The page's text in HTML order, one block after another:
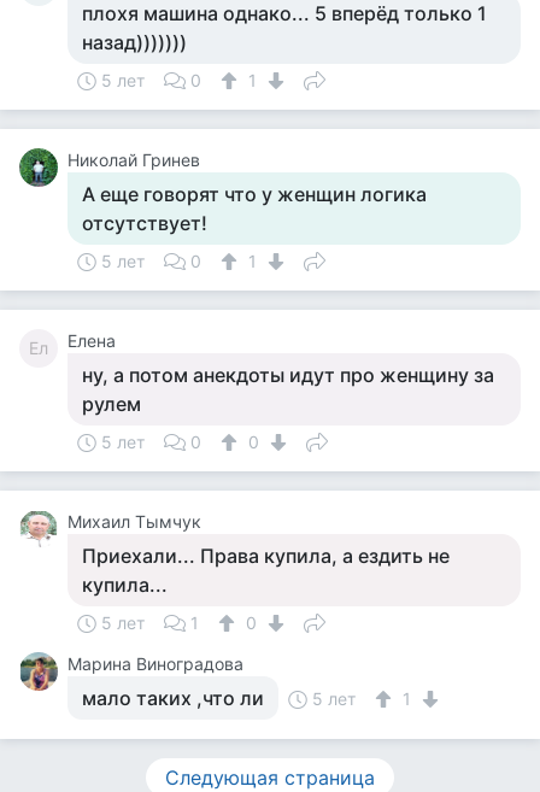
плохя машина однако... 5 вперёд только 1
назад)))))))
5 лет 0 1
Николай Гринев
А еще говорят что у женщин логика
отсутствует!
5 лет 0 1
Ел Елена
ну, а потом анекдоты идут про женщину за
рулем
5 лет 0 0
Михаил Тымчук
Приехали... Права купила, а ездить не
купила...
5 лет 1
0
Марина Виноградова
мало таких ,что ли 5 лет 1
Следующая страница